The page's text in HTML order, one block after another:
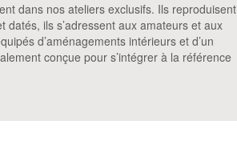
dans nos ateliers exclusifs. Ils reproduisent
ils s’adressent aux amateurs et aux
d’aménagements intérieurs et d’un
conçue pour s’intégrer à la référence